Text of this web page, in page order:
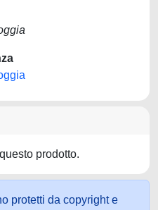
prodotto.
protetti da copyright e